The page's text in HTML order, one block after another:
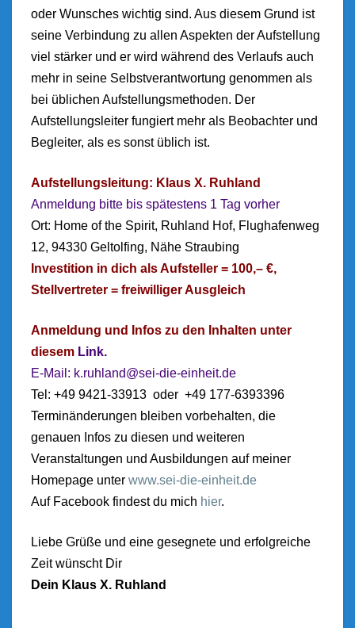
oder Wunsches wichtig sind. Aus diesem Grund ist
seine Verbindung zu allen Aspekten der Aufstellung
viel stärker und er wird während des Verlaufs auch
mehr in seine Selbstverantwortung genommen als
bei üblichen Aufstellungsmethoden. Der
Aufstellungsleiter fungiert mehr als Beobachter und
Begleiter, als es sonst üblich ist.
Aufstellungsleitung: Klaus X. Ruhland
Anmeldung bitte bis spätestens 1 Tag vorher
Ort: Home of the Spirit, Ruhland Hof, Flughafenweg
12, 94330 Geltolfing, Nähe Straubing
Investition in dich als Aufsteller = 100,– €,
Stellvertreter = freiwilliger Ausgleich
Anmeldung und Infos zu den Inhalten unter
diesem Link.
E-Mail: k.ruhland@sei-die-einheit.de
Tel: +49 9421-33913 oder +49 177-6393396
Terminänderungen bleiben vorbehalten, die
genauen Infos zu diesen und weiteren
Veranstaltungen und Ausbildungen auf meiner
Homepage unter www.sei-die-einheit.de
Auf Facebook findest du mich hier.
Liebe Grüße und eine gesegnete und erfolgreiche
Zeit wünscht Dir
Dein Klaus X. Ruhland